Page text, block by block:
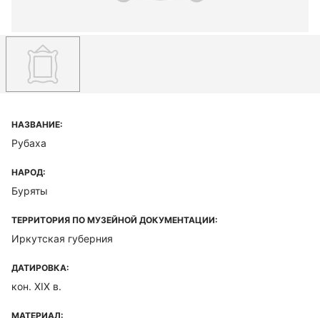
НАЗВАНИЕ:
Рубаха
НАРОД:
Буряты
ТЕРРИТОРИЯ ПО МУЗЕЙНОЙ ДОКУМЕНТАЦИИ:
Иркутская губерния
ДАТИРОВКА:
кон. XIX в.
МАТЕРИАЛ: